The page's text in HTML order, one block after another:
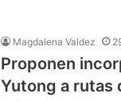
Magdalena Valdez
Proponen
Yutong a rutas